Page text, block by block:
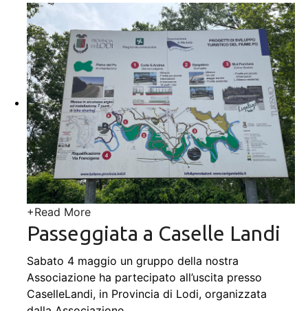
+Read More
Passeggiata a Caselle Landi
Sabato 4 maggio un gruppo della nostra
Associazione ha partecipato all’uscita presso
CaselleLandi, in Provincia di Lodi, organizzata